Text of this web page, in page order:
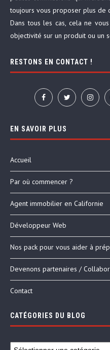
toujours vous proposer plus de
Dans tous les cas, cela ne
objectivité sur un produit ou un
RESTONS EN CONTACT !
EN SAVOIR PLUS
Accueil
Par où commencer ?
Agent immobilier en Californie
Développeur Web
Nos pack pour vous aider à
Devenons partenaires /
Contact
CATÉGORIES DU BLOG